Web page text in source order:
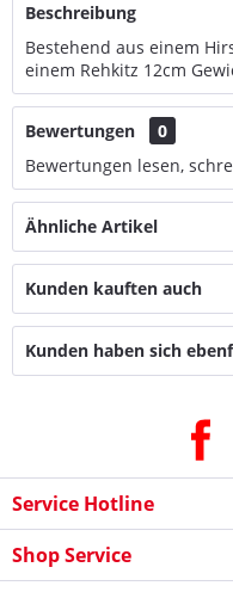
Beschreibung
Bestehend aus einem
einem Rehkitz 12cm
Bewertungen
0
Bewertungen lesen,
Ähnliche Artikel
Kunden kauften auch
Kunden haben sich
Service Hotline
Shop Service